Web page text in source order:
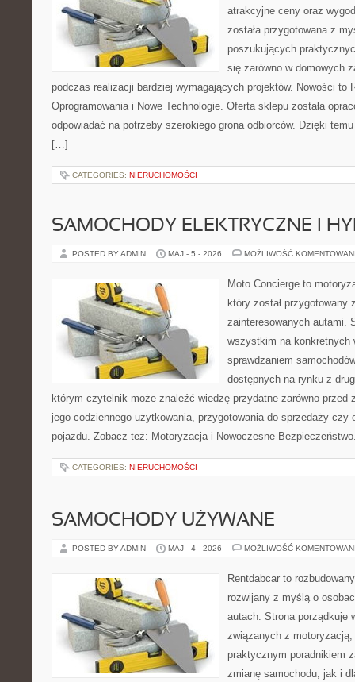
atrakcyjne ceny oraz
została przygotowana z
poszukujących
się zarówno w domowych
podczas realizacji bardziej wymagających projektów. Nowości to
Oprogramowania i Nowe Technologie. Oferta sklepu została
odpowiadać na potrzeby szerokiego grona odbiorców. Dzięki
[…]
CATEGORIES: NIERUCHOMOŚCI
SAMOCHODY ELEKTRYCZNE I
POSTED BY ADMIN MAJ - 5 - 2026 MOŻLIWOŚĆ
Moto Concierge to
który został przygotowany
zainteresowanych autami.
wszystkim na konkretnych
sprawdzaniem
dostępnych na rynku z
którym czytelnik może znaleźć wiedzę przydatne zarówno przed
jego codziennego użytkowania, przygotowania do sprzedaży czy
pojazdu. Zobacz też: Motoryzacja i Nowoczesne
CATEGORIES: NIERUCHOMOŚCI
SAMOCHODY UŻYWANE
POSTED BY ADMIN MAJ - 4 - 2026 MOŻLIWOŚĆ
Rentdabcar to
rozwijany z myślą o
autach. Strona porządkuje
związanych z
praktycznym poradnikiem
zmianę samochodu, jak i